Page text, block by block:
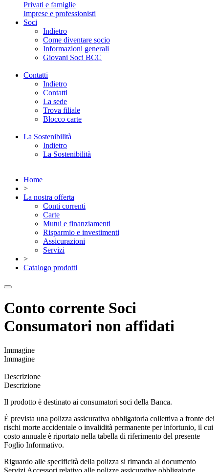
Privati e famiglie
Imprese e professionisti
Soci
Indietro
Come diventare socio
Informazioni generali
Giovani Soci BCC
Contatti
Indietro
Contatti
La sede
Trova filiale
Blocco carte
La Sostenibilità
Indietro
La Sostenibilità
Home
>
La nostra offerta
Conti correnti
Carte
Mutui e finanziamenti
Risparmio e investimenti
Assicurazioni
Servizi
>
Catalogo prodotti
Conto corrente Soci
Consumatori non affidati
Immagine
Immagine
Descrizione
Descrizione
Il prodotto è destinato ai consumatori soci della Banca.
È prevista una polizza assicurativa obbligatoria collettiva a fronte dei
rischi morte accidentale o invalidità permanente per infortunio, il cui
costo annuale è riportato nella tabella di riferimento del presente
Foglio Informativo.
Riguardo alle specificità della polizza si rimanda al documento
Servizi Accessori relativo alle polizze assicurative obbligatorie